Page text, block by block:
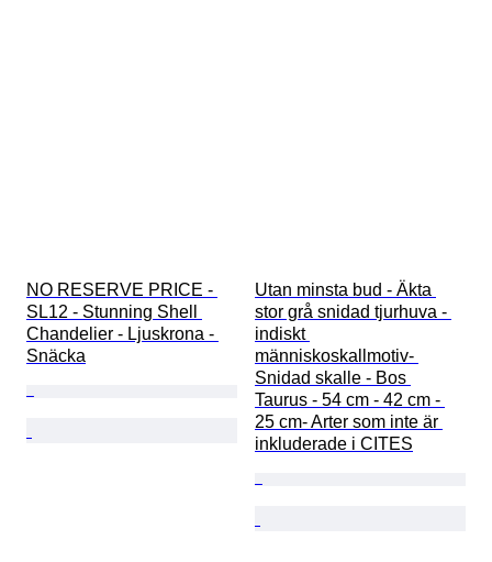
NO RESERVE PRICE -
SL12 - Stunning Shell
Chandelier - Ljuskrona -
Snäcka
Utan minsta bud - Äkta
stor grå snidad tjurhuva -
indiskt
människoskallmotiv-
Snidad skalle - Bos
Taurus - 54 cm - 42 cm -
25 cm- Arter som inte är
inkluderade i CITES